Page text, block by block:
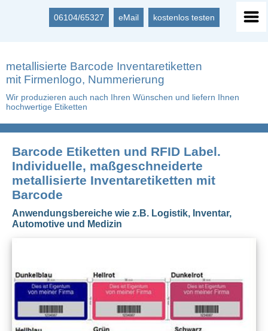
06104/65327 eMail kostenlos testen
metallisierte Barcode Inventaretiketten
mit Firmenlogo, Nummerierung
Wir produzieren auch nach Ihren Wünschen und liefern Ihnen
hochwertige Etiketten
Barcode Etiketten und RFID Label.
Individuelle, maßgeschneiderte
metallisierte Inventaretiketten mit
Barcode
Anwendungsbereiche wie z.B. Logistik, Inventar,
Automotive und Medizin